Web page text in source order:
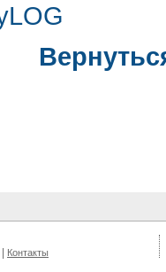
Контакты